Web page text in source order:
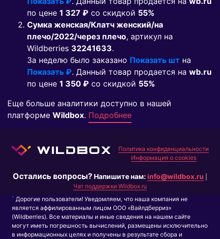
по цене 1 327 ₽ co скидкой 55%
Сумка женская/Клатч женский/на
плечо/2022/через плечо, артикул на
Wildberries 32241633.
За неделю было заказано Показать шт на
Показать ₽. Данный товар продается на wb.ru
по цене 1 350 ₽ co скидкой 55%
Еще больше аналитики доступно в нашей
платформе Wildbox. Подробнее
Политика конфиденциальности
Информация о cookies
Остались вопросы?Напишите нам:info@wildbox.ru
Чат поддержки Wildbox.ru
* Дорогие пользователи! Уведомляем, что наша компания не
является аффилированным лицом ООО «Вайлдберриз»
(Wildberries). Все материалы и иные сведения на нашем сайте
могут иметь погрешность вычислений, размещены исключительно
в информационных целях и получены в результате сбора и